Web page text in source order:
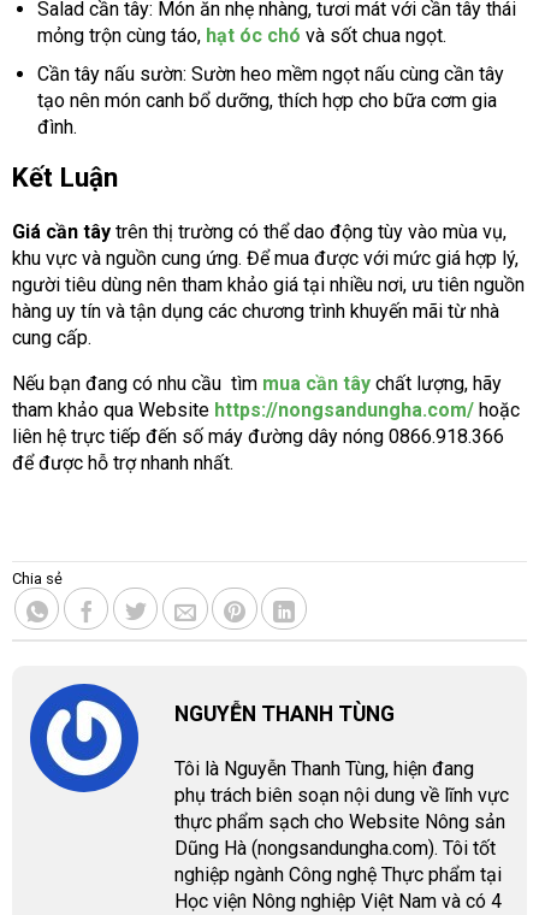
Salad cần tây: Món ăn nhẹ nhàng, tươi mát với cần tây thái
mỏng trộn cùng táo, hạt óc chó và sốt chua ngọt.
Cần tây nấu sườn: Sườn heo mềm ngọt nấu cùng cần tây
tạo nên món canh bổ dưỡng, thích hợp cho bữa cơm gia
đình.
Kết Luận
Giá cần tây trên thị trường có thể dao động tùy vào mùa vụ,
khu vực và nguồn cung ứng. Để mua được với mức giá hợp lý,
người tiêu dùng nên tham khảo giá tại nhiều nơi, ưu tiên nguồn
hàng uy tín và tận dụng các chương trình khuyến mãi từ nhà
cung cấp.
Nếu bạn đang có nhu cầu tìm mua cần tây chất lượng, hãy
tham khảo qua Website https://nongsandungha.com/ hoặc
liên hệ trực tiếp đến số máy đường dây nóng 0866.918.366
để được hỗ trợ nhanh nhất.
Chia sẻ
NGUYỄN THANH TÙNG
Tôi là Nguyễn Thanh Tùng, hiện đang
phụ trách biên soạn nội dung về lĩnh vực
thực phẩm sạch cho Website Nông sản
Dũng Hà (nongsandungha.com). Tôi tốt
nghiệp ngành Công nghệ Thực phẩm tại
Học viện Nông nghiệp Việt Nam và có 4